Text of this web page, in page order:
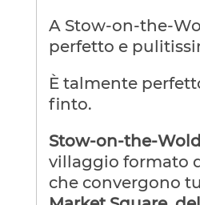
A Stow-on-the-
perfetto e
È talmente
finto.
Stow-on-the-Wold
villaggio formato
che convergono